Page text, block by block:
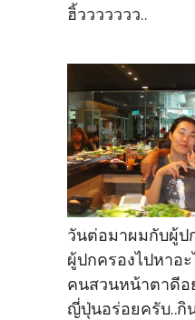
ฮิ้ววววววว..
วันต่อมาผมกับผู้ป
ผู้ปกครองไปหาอ
คนสวนหน้าตาดีอ
ญี่ปุ่นอร่อยครับ..กิ